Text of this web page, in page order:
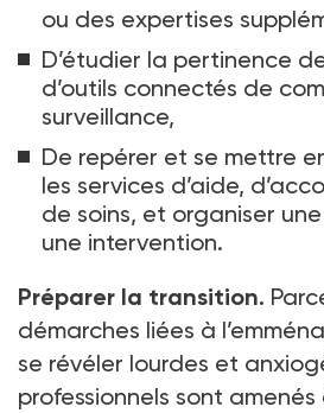
ou des expertises
D’étudier la pertinence
d’outils connectés de
surveillance,
De repérer et se mettre
les services d’aide,
de soins, et organiser
une intervention.
Préparer la transition.
démarches liées à
se révéler lourdes et
professionnels sont amenés